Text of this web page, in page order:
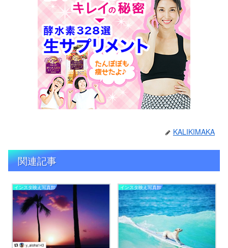
KALIKIMAKA
関連記事
インスタ映え写真館 インスタ映え写真館